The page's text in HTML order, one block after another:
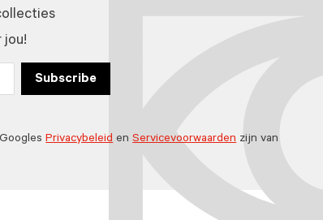
jou!
Subscribe
PrivacybeleidenServicevoorwaardenzijn van